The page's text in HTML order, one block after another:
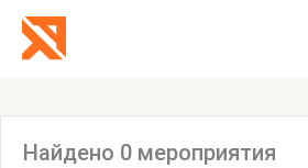
Найдено 0 мероприятия